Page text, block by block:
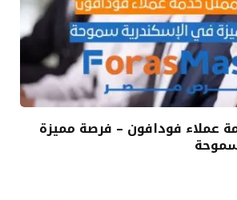
عملاء فودافون – فرصة مميزة